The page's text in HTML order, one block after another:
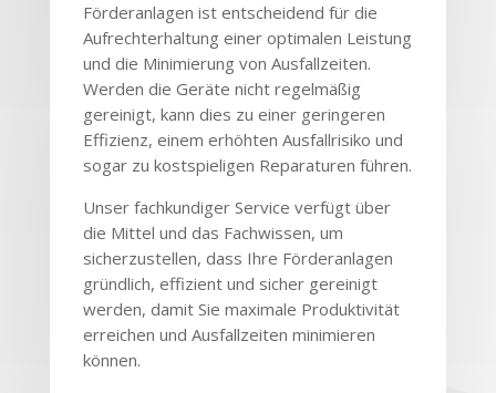
Förderanlagen ist entscheidend für die
Aufrechterhaltung einer optimalen Leistung
und die Minimierung von Ausfallzeiten.
Werden die Geräte nicht regelmäßig
gereinigt, kann dies zu einer geringeren
Effizienz, einem erhöhten Ausfallrisiko und
sogar zu kostspieligen Reparaturen führen.
Unser fachkundiger Service verfügt über
die Mittel und das Fachwissen, um
sicherzustellen, dass Ihre Förderanlagen
gründlich, effizient und sicher gereinigt
werden, damit Sie maximale Produktivität
erreichen und Ausfallzeiten minimieren
können.